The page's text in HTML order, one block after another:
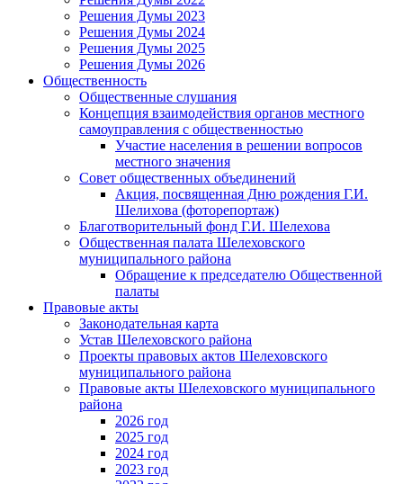
Решения Думы 2023
Решения Думы 2024
Решения Думы 2025
Решения Думы 2026
Общественность
Общественные слушания
Концепция взаимодействия органов местного
самоуправления с общественностью
Участие населения в решении вопросов
местного значения
Совет общественных объединений
Акция, посвященная Дню рождения Г.И.
Шелихова (фоторепортаж)
Благотворительный фонд Г.И. Шелехова
Общественная палата Шелеховского
муниципального района
Обращение к председателю Общественной
палаты
Правовые акты
Законодательная карта
Устав Шелеховского района
Проекты правовых актов Шелеховского
муниципального района
Правовые акты Шелеховского муниципального
района
2026 год
2025 год
2024 год
2023 год